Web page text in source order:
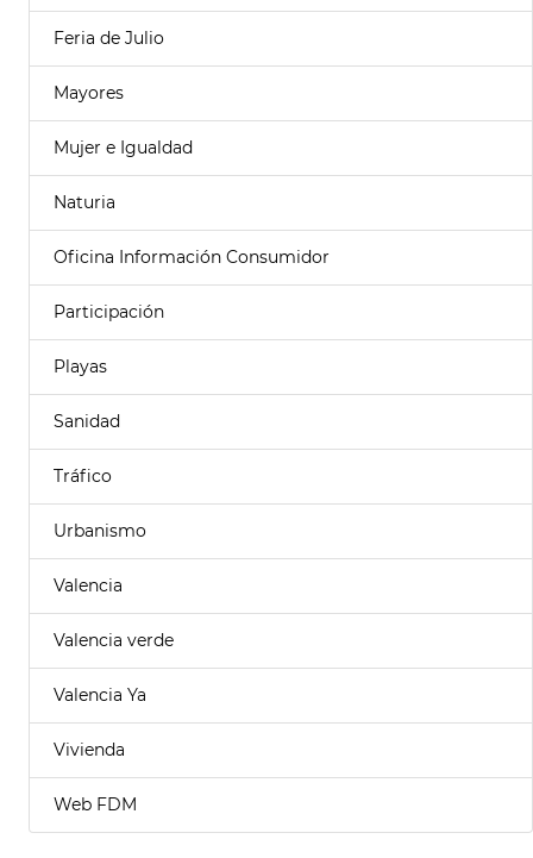
Feria de Julio
Mayores
Mujer e Igualdad
Naturia
Oficina Información Consumidor
Participación
Playas
Sanidad
Tráfico
Urbanismo
Valencia
Valencia verde
Valencia Ya
Vivienda
Web FDM